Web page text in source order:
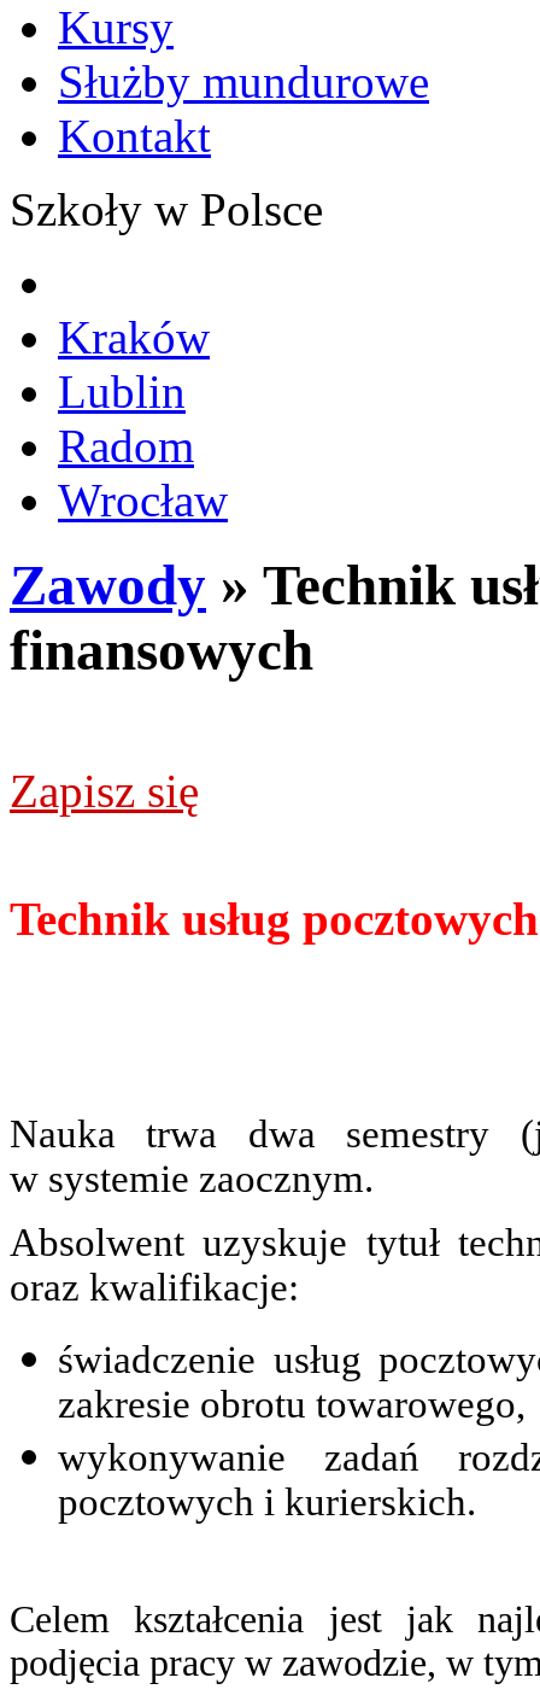
Kursy
Służby mundurowe
Kontakt
Szkoły w Polsce
Kraków
Lublin
Radom
Wrocław
Zawody » Technik
finansowych
Zapisz się
Technik usług
Nauka trwa dwa semestry
w systemie zaocznym.
Absolwent uzyskuje tytuł
oraz kwalifikacje:
świadczenie usług
zakresie obrotu towarowego,
wykonywanie zadań
pocztowych i kurierskich.
Celem kształcenia jest jak
podjęcia pracy w zawodzie, w